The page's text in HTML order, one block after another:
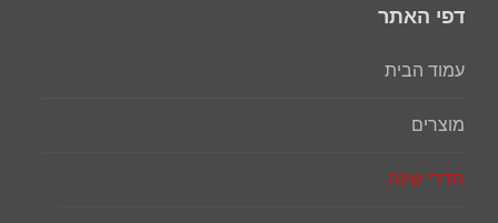
דפי האתר
עמוד הבית
מוצרים
חדרי שינה